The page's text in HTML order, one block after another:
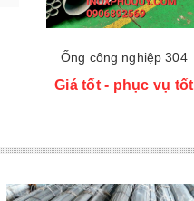
Ống công nghiệp 304
Giá tốt - phục vụ tốt